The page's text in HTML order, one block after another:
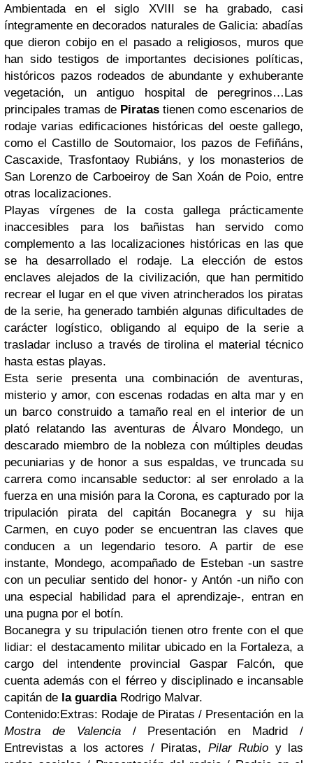
Ambientada en el siglo XVIII se ha grabado, casi
íntegramente en decorados naturales de Galicia: abadías
que dieron cobijo en el pasado a religiosos, muros que
han sido testigos de importantes decisiones políticas,
históricos pazos rodeados de abundante y exhuberante
vegetación, un antiguo hospital de peregrinos…Las
principales tramas de Piratas tienen como escenarios de
rodaje varias edificaciones históricas del oeste gallego,
como el Castillo de Soutomaior, los pazos de Fefiñáns,
Cascaxide, Trasfontaoy Rubiáns, y los monasterios de
San Lorenzo de Carboeiroy de San Xoán de Poio, entre
otras localizaciones.
Playas vírgenes de la costa gallega prácticamente
inaccesibles para los bañistas han servido como
complemento a las localizaciones históricas en las que
se ha desarrollado el rodaje. La elección de estos
enclaves alejados de la civilización, que han permitido
recrear el lugar en el que viven atrincherados los piratas
de la serie, ha generado también algunas dificultades de
carácter logístico, obligando al equipo de la serie a
trasladar incluso a través de tirolina el material técnico
hasta estas playas.
Esta serie presenta una combinación de aventuras,
misterio y amor, con escenas rodadas en alta mar y en
un barco construido a tamaño real en el interior de un
plató relatando las aventuras de Álvaro Mondego, un
descarado miembro de la nobleza con múltiples deudas
pecuniarias y de honor a sus espaldas, ve truncada su
carrera como incansable seductor: al ser enrolado a la
fuerza en una misión para la Corona, es capturado por la
tripulación pirata del capitán Bocanegra y su hija
Carmen, en cuyo poder se encuentran las claves que
conducen a un legendario tesoro. A partir de ese
instante, Mondego, acompañado de Esteban -un sastre
con un peculiar sentido del honor- y Antón -un niño con
una especial habilidad para el aprendizaje-, entran en
una pugna por el botín.
Bocanegra y su tripulación tienen otro frente con el que
lidiar: el destacamento militar ubicado en la Fortaleza, a
cargo del intendente provincial Gaspar Falcón, que
cuenta además con el férreo y disciplinado e incansable
capitán de la guardiaRodrigo Malvar.
Contenido:Extras: Rodaje de Piratas / Presentación en la
Mostra de Valencia/ Presentación en Madrid /
Entrevistas a los actores / Piratas, Pilar Rubio y las